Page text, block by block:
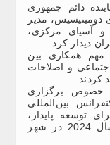
دائم جمهوری
دومینیسیس، مدیر
و آسیای مرکزی،
دیدار کرد.
مهم همکاری بین
و اصلاحات
کردند.
خصوص برگزاری
بین‌المللی
توسعه پایدار،
2018-2028” که از 10 الی 13 ژوئن سال 2024 در شهر